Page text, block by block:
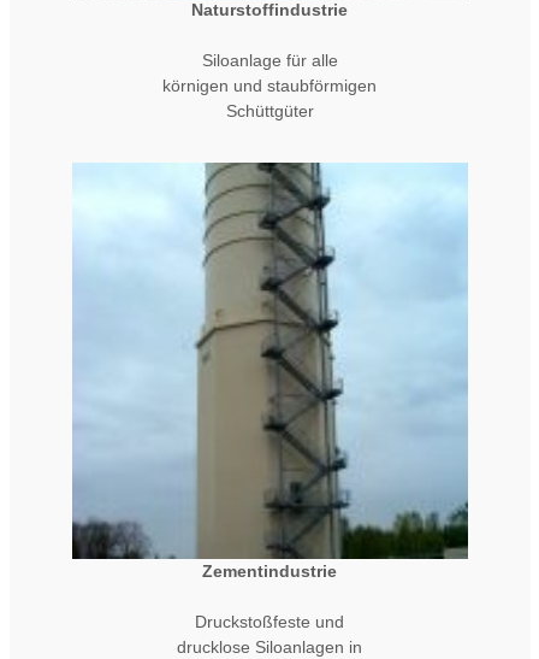
Naturstoffindustrie
Siloanlage für alle
körnigen und staubförmigen
Schüttgüter
Zementindustrie
Druckstoßfeste und
drucklose Siloanlagen in